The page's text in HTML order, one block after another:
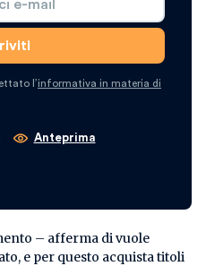
l’informativa in materia di
Anteprima
– afferma di vuole
e per questo acquista titoli